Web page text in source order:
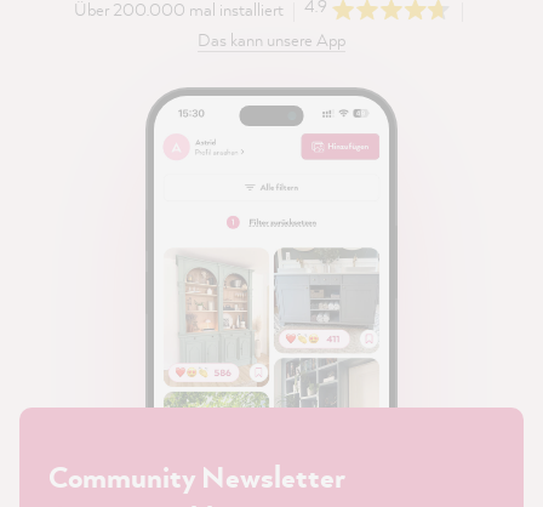
Über 200.000 mal installiert
4.9
Das kann unsere App
Community Newsletter